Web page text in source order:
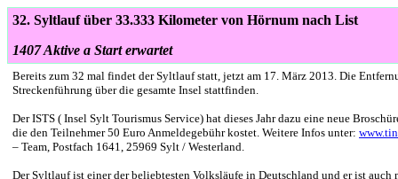
32. Syltlauf über 33.333 Kilometer von Hörnum nach List
1407 Aktive a Start erwartet
Bereits zum 32 mal findet der Syltlauf statt, jetzt am 17. März 2013. Die
Streckenführung über die gesamte Insel stattfinden.
Der ISTS ( Insel Sylt Tourismus Service) hat dieses Jahr dazu eine neue
die den Teilnehmer 50 Euro Anmeldegebühr kostet. Weitere Infos unter:
– Team, Postfach 1641, 25969 Sylt / Westerland.
Der Syltlauf ist einer der beliebtesten Volksläufe in Deutschland und er ist